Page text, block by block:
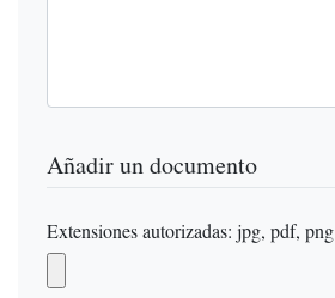
Añadir un documento
Extensiones autorizadas: jpg, pdf, png